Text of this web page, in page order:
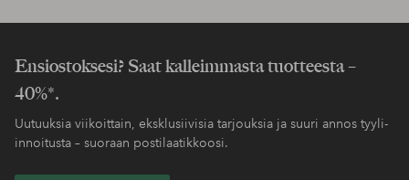
Ensiostoksesi? Saat kalleimmasta tuotteesta –
40%*.
Uutuuksia viikoittain, eksklusiivisia tarjouksia ja suuri annos tyyli-
innoitusta – suoraan postilaatikkoosi.